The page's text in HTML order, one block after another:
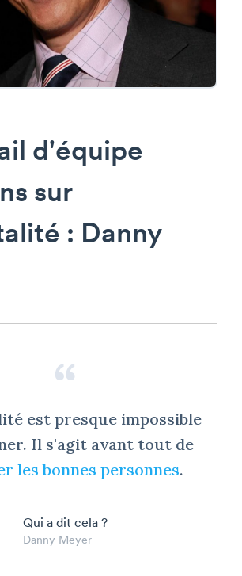
d'équipe
sur
: Danny
est presque impossible
Il s'agit avant tout de
les bonnes personnes.
Qui a dit cela ?
Danny Meyer